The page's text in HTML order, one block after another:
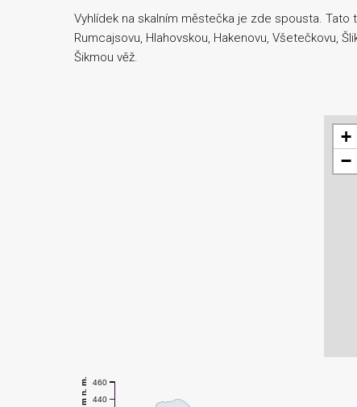
Vyhlídek na skalním městečka je zde spousta.
Rumcajsovu, Hlahovskou, Hakenovu, Všetečkovu,
Šikmou věž.
+
−
440
460
m n. m.